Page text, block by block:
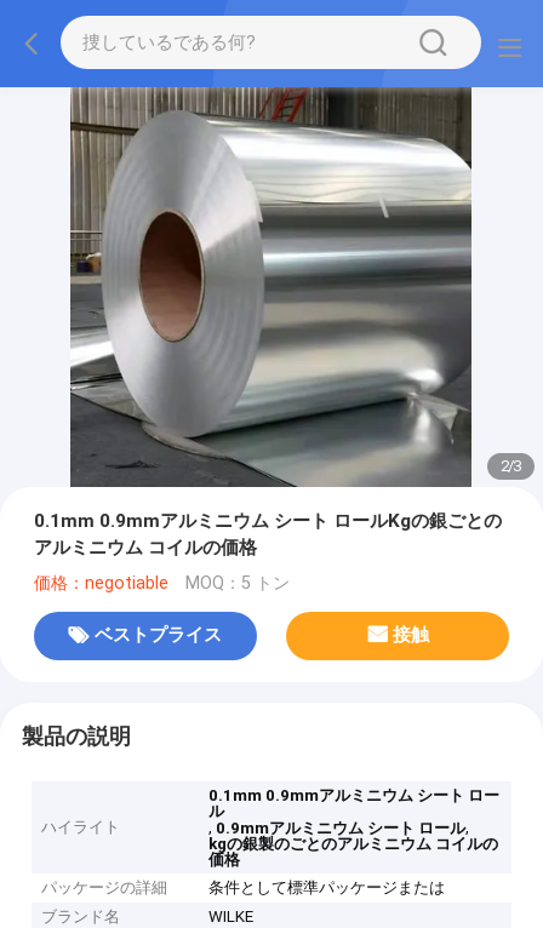
2/3
0.1mm 0.9mmアルミニウム シート ロールKgの銀ごとの
アルミニウム コイルの価格
価格：negotiable MOQ：5 トン
ベストプライス 接触
製品の説明
ハイライト
0.1mm 0.9mmアルミニウム シート ロー
ル
, 0.9mmアルミニウム シート ロール,
kgの銀製のごとのアルミニウム コイルの
価格
パッケージの詳細
条件として標準パッケージまたは
ブランド名
WILKE